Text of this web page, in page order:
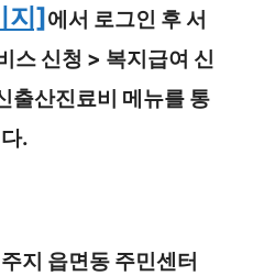
지]에서 로그인 후 서
스 신청 > 복지급여 신
출산진료비 메뉴를 통
.
지 읍면동 주민센터